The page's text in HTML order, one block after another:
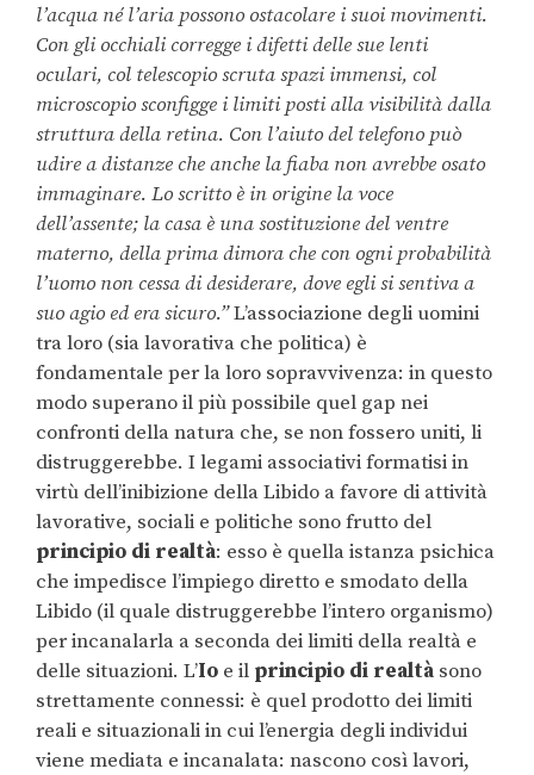
l’acqua né l’aria possono ostacolare i suoi movimenti.
Con gli occhiali corregge i difetti delle sue lenti
oculari, col telescopio scruta spazi immensi, col
microscopio sconfigge i limiti posti alla visibilità dalla
struttura della retina. Con l’aiuto del telefono può
udire a distanze che anche la fiaba non avrebbe osato
immaginare. Lo scritto è in origine la voce
dell’assente; la casa è una sostituzione del ventre
materno, della prima dimora che con ogni probabilità
l’uomo non cessa di desiderare, dove egli si sentiva a
suo agio ed era sicuro.”L’associazione degli uomini
tra loro (sia lavorativa che politica) è
fondamentale per la loro sopravvivenza: in questo
modo superano il più possibile quel gap nei
confronti della natura che, se non fossero uniti, li
distruggerebbe. I legami associativi formatisi in
virtù dell’inibizione della Libido a favore di attività
lavorative, sociali e politiche sono frutto del
principio di realtà: esso è quella istanza psichica
che impedisce l’impiego diretto e smodato della
Libido (il quale distruggerebbe l’intero organismo)
per incanalarla a seconda dei limiti della realtà e
delle situazioni. L’Io e il principio di realtà sono
strettamente connessi: è quel prodotto dei limiti
reali e situazionali in cui l’energia degli individui
viene mediata e incanalata: nascono così lavori,